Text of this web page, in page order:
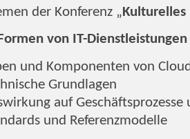
der Konferenz „Kulturelles
von IT-
und Komponenten von
Grundlagen
auf
und Referenzmodelle